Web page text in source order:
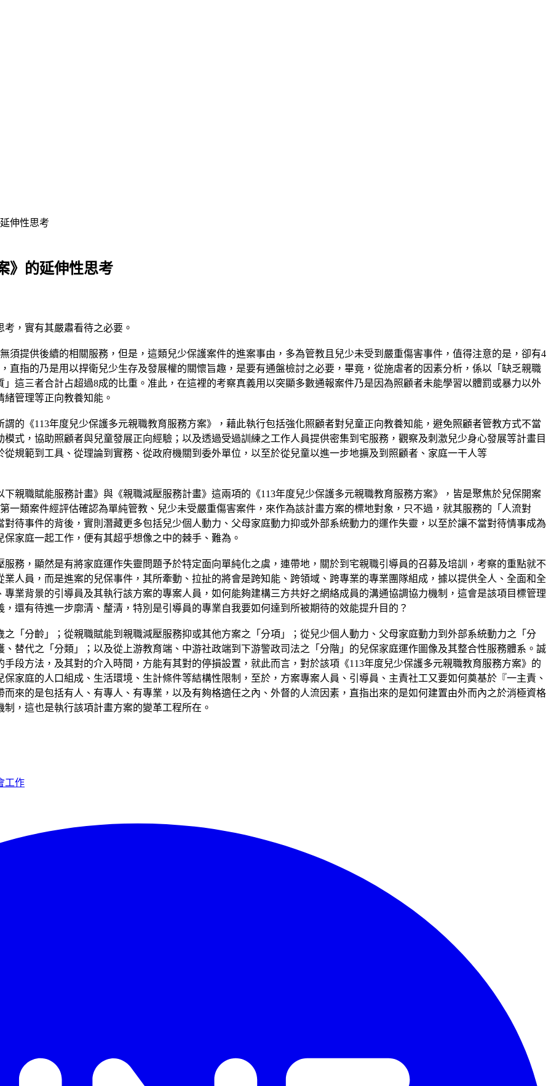
伸性思考
》的延伸性思考
，實有其嚴肅看待之必要。
須提供後續的相關服務，但是，這類兒少保護案件的進案事由，多為管教且兒少未受到嚴重傷害事件，值得注意的是，卻有4
直指的乃是用以捍衛兒少生存及發展權的關懷旨趣，是要有通盤檢討之必要，畢竟，從施虐者的因素分析，係以「缺乏親職
這三者合計占超過8成的比重。准此，在這裡的考察真義用以突顯多數通報案件乃是因為照顧者未能學習以體罰或暴力以外
管理等正向教養知能。
的《113年度兒少保護多元親職教育服務方案》，藉此執行包括強化照顧者對兒童正向教養知能，避免照顧者管教方式不當
式，協助照顧者與兒童發展正向經驗；以及透過受過訓練之工作人員提供密集到宅服務，觀察及刺激兒少身心發展等計畫目
規範到工具、從理論到實務、從政府機關到委外單位，以至於從兒童以進一步地擴及到照顧者、家庭一干人等
親職賦能服務計畫》與《親職減壓服務計畫》這兩項的《113年度兒少保護多元親職教育服務方案》，皆是聚焦於兒保開案
一類案件經評估確認為單純管教、兒少未受嚴重傷害案件，來作為該計畫方案的標地對象，只不過，就其服務的「人流對
待事件的背後，實則潛藏更多包括兒少個人動力、父母家庭動力抑或外部系統動力的運作失靈，以至於讓不當對待情事成為
家庭一起工作，便有其超乎想像之中的棘手、難為。
務，顯然是有將家庭運作失靈問題予於特定面向單純化之虞，連帶地，關於到宅親職引導員的召募及培訓，考察的重點就不
人員，而是進案的兒保事件，其所牽動、拉扯的將會是跨知能、跨領域、跨專業的專業團隊組成，據以提供全人、全面和全
業背景的引導員及其執行該方案的專案人員，如何能夠建構三方共好之網絡成員的溝通協調協力機制，這會是該項目標管理
還有待進一步廓清、釐清，特別是引導員的專業自我要如何達到所被期待的效能提升目的？
「分齡」；從親職賦能到親職減壓服務抑或其他方案之「分項」；從兒少個人動力、父母家庭動力到外部系統動力之「分
替代之「分類」；以及從上游教育端、中游社政端到下游警政司法之「分階」的兒保家庭運作圖像及其整合性服務體系。誠
段方法，及其對的介入時間，方能有其對的停損設置，就此而言，對於該項《113年度兒少保護多元親職教育服務方案》的
家庭的人口組成、生活環境、生計條件等結構性限制，至於，方案專案人員、引導員、主責社工又要如何奠基於『一主責、
來的是包括有人、有專人、有專業，以及有夠格適任之內、外督的人流因素，直指出來的是如何建置由外而內之於消極資格
，這也是執行該項計畫方案的變革工程所在。
工作